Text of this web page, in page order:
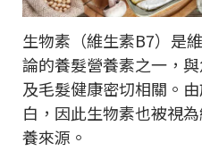
生物素（維生素B7）是
論的養髮營養素之一，
及毛髮健康密切相關。
白，因此生物素也被視
養來源。